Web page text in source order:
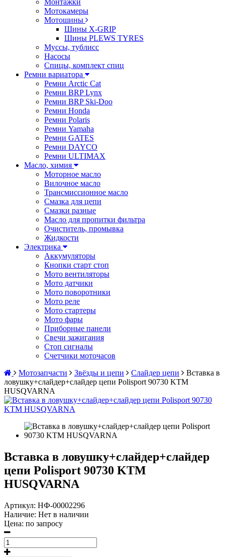
Монтажки
Мотокамеры
Мотошины
Шины X-GRIP
Шины PLEWS TYRES
Муссы, тублисс
Насосы
Спицы, комплект спиц
Ремни вариатора
Ремни Arctic Cat
Ремни BRP Lynx
Ремни BRP Ski-Doo
Ремни Honda
Ремни Polaris
Ремни Yamaha
Ремни GATES
Ремни DAYCO
Ремни ULTIMAX
Масло, химия
Моторное масло
Вилочное масло
Трансмиссионное масло
Смазка для цепи
Смазки разные
Масло для пропитки фильтра
Очиститель, промывка
Жидкости
Электрика
Аккумуляторы
Кнопки старт стоп
Мото вентиляторы
Мото датчики
Мото поворотники
Мото реле
Мото стартеры
Мото фары
Приборные панели
Свечи зажигания
Стоп сигналы
Счетчики моточасов
Мотозапчасти
Звёзды и цепи Слайдер цепи
Вставка в
ловушку+слайдер+слайдер цепи Polisport 90730 KTM
HUSQVARNA
Вставка в ловушку+слайдер+слайдер
цепи Polisport 90730 KTM
HUSQVARNA
Артикул: НФ-00002296
Наличие: Нет в наличии
Цена: по запросу